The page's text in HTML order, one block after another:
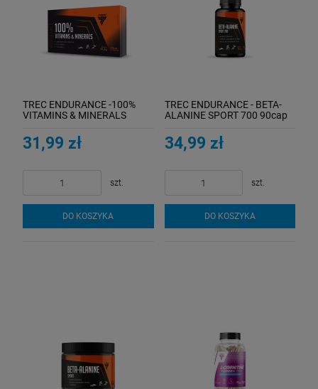
TREC ENDURANCE -100%
VITAMINS & MINERALS
31,99 zł
szt.
DO KOSZYKA
TREC ENDURANCE - BETA-
ALANINE SPORT 700 90cap
34,99 zł
szt.
DO KOSZYKA